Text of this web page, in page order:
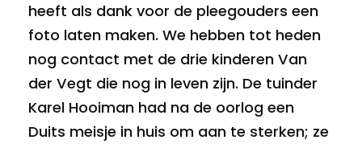
heeft als dank voor de pleegouders een
foto laten maken. We hebben tot heden
nog contact met de drie kinderen Van
der Vegt die nog in leven zijn. De tuinder
Karel Hooiman had na de oorlog een
Duits meisje in huis om aan te sterken; ze